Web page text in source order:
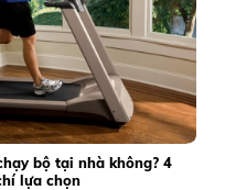
bộ tại nhà không? 4
lựa chọn